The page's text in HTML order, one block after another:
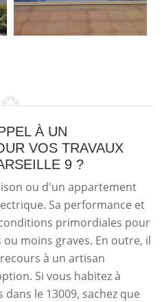
À UN
VOS TRAVAUX
9 ?
ou d'un appartement
Sa performance et
primordiales pour
moins graves. En outre, il
à un artisan
Si vous habitez à
le 13009, sachez que